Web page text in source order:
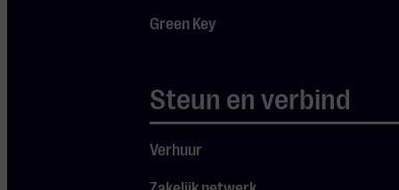
Green Key
Steun en verbind
Verhuur
Culturele workshops